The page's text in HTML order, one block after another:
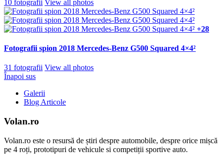
10 fotografii View all photos
+28
Fotografii spion 2018 Mercedes-Benz G500 Squared 4×4²
31 fotografii View all photos
Înapoi sus
Galerii
Blog Articole
Volan.ro
Volan.ro este o resursă de știri despre automobile, despre orice mișcă
pe 4 roți, prototipuri de vehicule si competiții sportive auto.